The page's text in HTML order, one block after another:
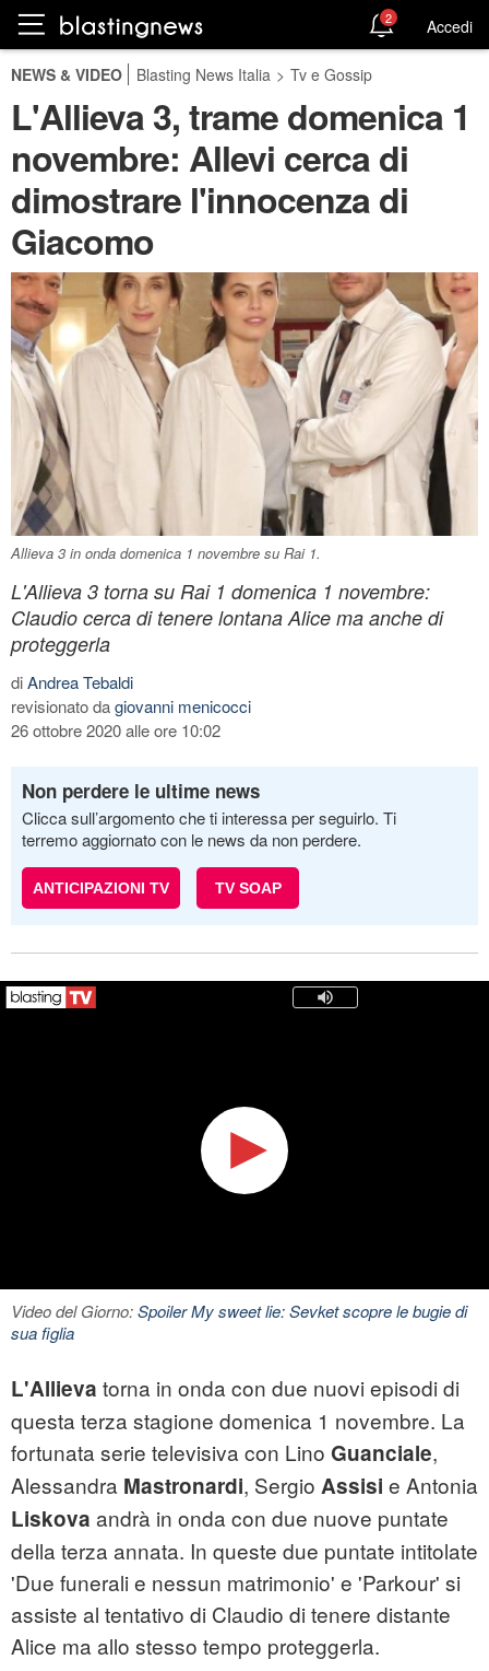
2 Accedi
NEWS & VIDEO Blasting News Italia > Tv e Gossip
L'Allieva 3, trame domenica 1
novembre: Allevi cerca di
dimostrare l'innocenza di
Giacomo
Allieva 3 in onda domenica 1 novembre su Rai 1.
L'Allieva 3 torna su Rai 1 domenica 1 novembre:
Claudio cerca di tenere lontana Alice ma anche di
proteggerla
diAndrea Tebaldi
revisionato dagiovanni menicocci
26 ottobre 2020 alle ore 10:02
Non perdere le ultime news
Clicca sull’argomento che ti interessa per seguirlo. Ti
terremo aggiornato con le news da non perdere.
ANTICIPAZIONI TV TV SOAP
Video del Giorno:Spoiler My sweet lie: Sevket scopre le bugie di
sua figlia
L'Allieva torna in onda con due nuovi episodi di
questa terza stagione domenica 1 novembre. La
fortunata serie televisiva con Lino Guanciale,
Alessandra Mastronardi, Sergio Assisi e Antonia
Liskova andrà in onda con due nuove puntate
della terza annata. In queste due puntate intitolate
'Due funerali e nessun matrimonio' e 'Parkour' si
assiste al tentativo di Claudio di tenere distante
Alice ma allo stesso tempo proteggerla.